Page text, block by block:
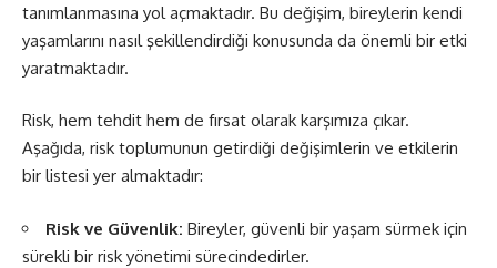
tanımlanmasına yol açmaktadır. Bu değişim, bireylerin kendi
yaşamlarını nasıl şekillendirdiği konusunda da önemli bir etki
yaratmaktadır.
Risk, hem tehdit hem de fırsat olarak karşımıza çıkar.
Aşağıda, risk toplumunun getirdiği değişimlerin ve etkilerin
bir listesi yer almaktadır:
Risk ve Güvenlik: Bireyler, güvenli bir yaşam sürmek için
sürekli bir risk yönetimi sürecindedirler.